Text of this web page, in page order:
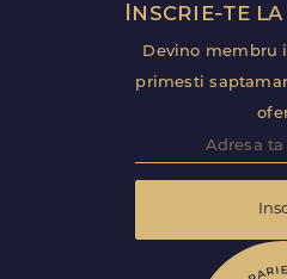
Inscrie-te
Devino membru
primesti